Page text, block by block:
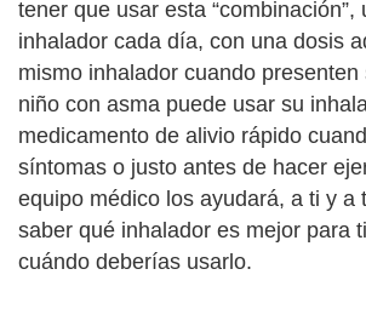
tener que usar esta “combinación”,
inhalador cada día, con una dosis
mismo inhalador cuando
niño con asma puede usar su
medicamento de alivio rápido
síntomas o justo antes de hacer
equipo médico los ayudará, a ti y a
saber qué inhalador es mejor para
cuándo deberías usarlo.